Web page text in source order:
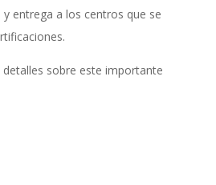
entrega a los centros que se
detalles sobre este importante